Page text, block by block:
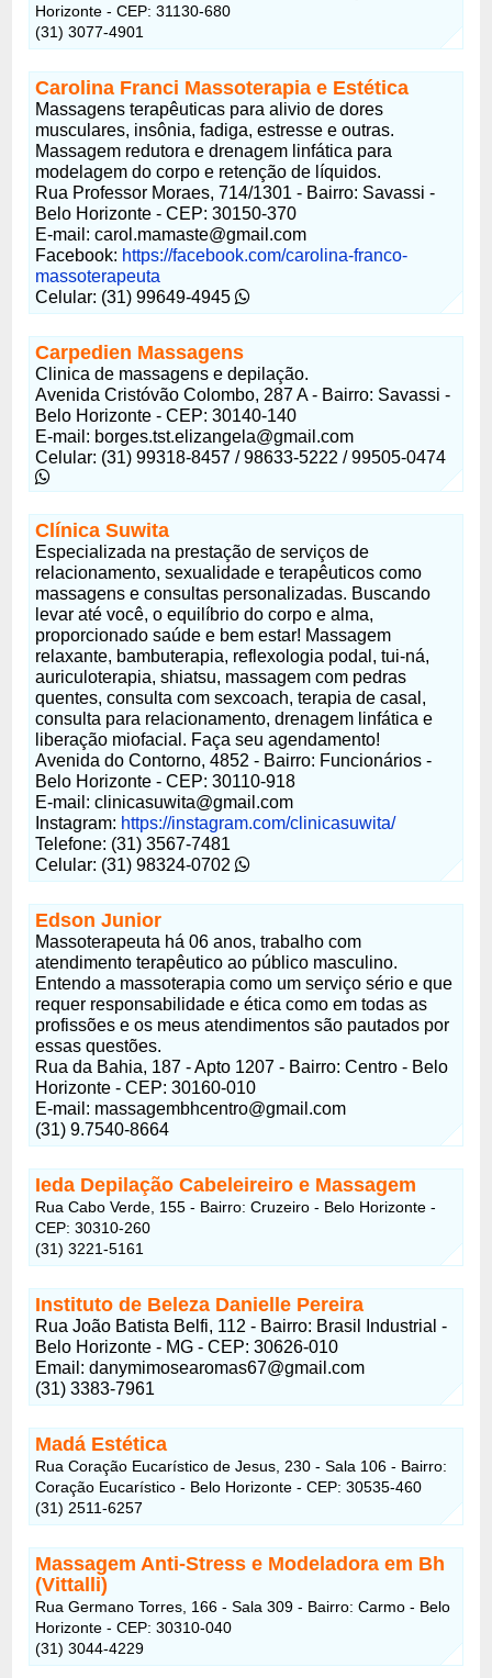
Horizonte - CEP: 31130-680
(31) 3077-4901
Carolina Franci Massoterapia e Estética
Massagens terapêuticas para alivio de dores
musculares, insônia, fadiga, estresse e outras.
Massagem redutora e drenagem linfática para
modelagem do corpo e retenção de líquidos.
Rua Professor Moraes, 714/1301 - Bairro: Savassi -
Belo Horizonte - CEP: 30150-370
E-mail:carol.mamaste@gmail.com
Facebook: https://facebook.com/carolina-franco-
massoterapeuta
Celular: (31) 99649-4945
Carpedien Massagens
Clinica de massagens e depilação.
Avenida Cristóvão Colombo, 287 A - Bairro: Savassi -
Belo Horizonte - CEP: 30140-140
E-mail: borges.tst.elizangela@gmail.com
Celular: (31) 99318-8457 / 98633-5222 / 99505-0474
Clínica Suwita
Especializada na prestação de serviços de
relacionamento, sexualidade e terapêuticos como
massagens e consultas personalizadas. Buscando
levar até você, o equilíbrio do corpo e alma,
proporcionado saúde e bem estar! Massagem
relaxante, bambuterapia, reflexologia podal, tui-ná,
auriculoterapia, shiatsu, massagem com pedras
quentes, consulta com sexcoach, terapia de casal,
consulta para relacionamento, drenagem linfática e
liberação miofacial. Faça seu agendamento!
Avenida do Contorno, 4852 - Bairro: Funcionários -
Belo Horizonte - CEP: 30110-918
E-mail:clinicasuwita@gmail.com
Instagram: https://instagram.com/clinicasuwita/
Telefone: (31) 3567-7481
Celular: (31) 98324-0702
Edson Junior
Massoterapeuta há 06 anos, trabalho com
atendimento terapêutico ao público masculino.
Entendo a massoterapia como um serviço sério e que
requer responsabilidade e ética como em todas as
profissões e os meus atendimentos são pautados por
essas questões.
Rua da Bahia, 187 - Apto 1207 - Bairro: Centro - Belo
Horizonte - CEP: 30160-010
E-mail: massagembhcentro@gmail.com
(31) 9.7540-8664
Ieda Depilação Cabeleireiro e Massagem
Rua Cabo Verde, 155 - Bairro: Cruzeiro - Belo Horizonte -
CEP: 30310-260
(31) 3221-5161
Instituto de Beleza Danielle Pereira
Rua João Batista Belfi, 112 - Bairro: Brasil Industrial -
Belo Horizonte - MG - CEP: 30626-010
Email:danymimosearomas67@gmail.com
(31) 3383-7961
Madá Estética
Rua Coração Eucarístico de Jesus, 230 - Sala 106 - Bairro:
Coração Eucarístico - Belo Horizonte - CEP: 30535-460
(31) 2511-6257
Massagem Anti-Stress e Modeladora em Bh
(Vittalli)
Rua Germano Torres, 166 - Sala 309 - Bairro: Carmo - Belo
Horizonte - CEP: 30310-040
(31) 3044-4229